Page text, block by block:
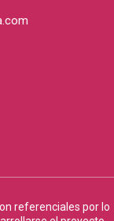
referenciales por lo